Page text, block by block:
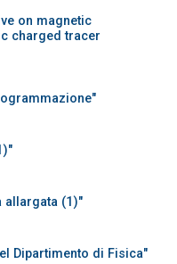
on magnetic
charged tracer
allargata (1)"
Dipartimento di Fisica"